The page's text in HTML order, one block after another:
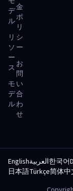
デ
ル
リ
ソ
ー
ス
モ
デ
ル
金
ポ
リ
シ
ー
お
問
い
合
わ
せ
Englishالعربية한국어
日本語Türkçe简体中